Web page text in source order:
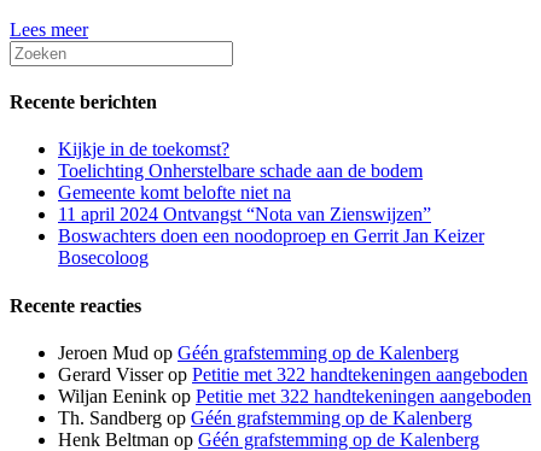
Lees meer
Recente berichten
Kijkje in de toekomst?
Toelichting Onherstelbare schade aan de bodem
Gemeente komt belofte niet na
11 april 2024 Ontvangst “Nota van Zienswijzen”
Boswachters doen een noodoproep en Gerrit Jan Keizer
Bosecoloog
Recente reacties
Jeroen Mud op Géén grafstemming op de Kalenberg
Gerard Visserop Petitie met 322 handtekeningen aangeboden
Wiljan Eenink op Petitie met 322 handtekeningen aangeboden
Th. Sandberg op Géén grafstemming op de Kalenberg
Henk Beltman op Géén grafstemming op de Kalenberg